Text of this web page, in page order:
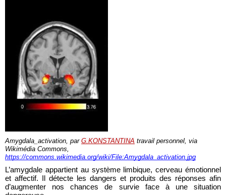
Amygdala_activation, par G.KONSTANTINA travail personnel, via
https://commons.wikimedia.org/wiki/File:Amygdala_activation.jpg
L’amygdale appartient au système limbique, cerveau émotionnel
et affectif. Il détecte les dangers et produits des réponses afin
d’augmenter nos chances de survie face à une situation